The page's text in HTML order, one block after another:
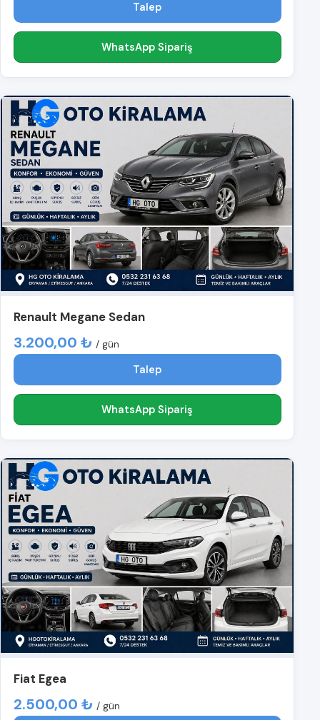
Talep
WhatsApp Sipariş
Renault Megane Sedan
3.200,00 ₺ / gün
Talep
WhatsApp Sipariş
Fiat Egea
2.500,00 ₺ / gün